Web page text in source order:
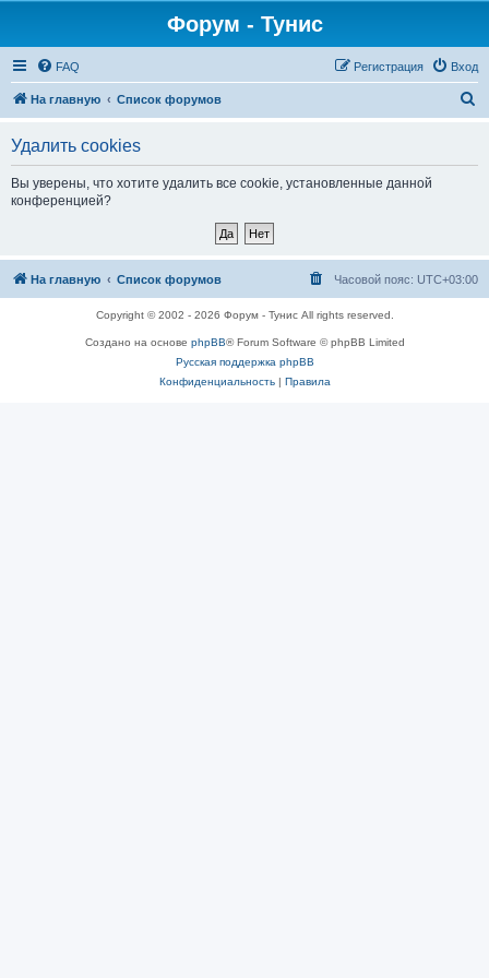
Форум - Тунис
FAQ Вход
Регистрация
На главную Список форумов
Удалить cookies
Вы уверены, что хотите удалить все cookie, установленные данной
конференцией?
На главную Список форумов Часовой пояс: UTC+03:00
Copyright © 2002 - 2026 Форум - Тунис All rights reserved.
Создано на основе phpBB® Forum Software © phpBB Limited
Русская поддержка phpBB
Конфиденциальность| Правила